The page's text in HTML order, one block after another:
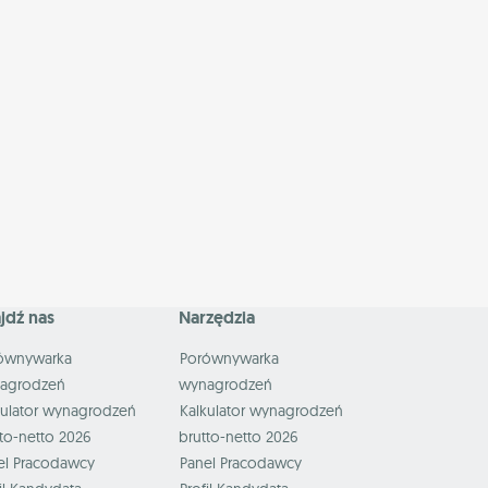
nas
wynagrodzeń
netto 2026
Pracodawcy
Narzędzia
Porównywarka
wynagrodzeń
Kalkulator wynagrodzeń
brutto-netto 2026
Panel Pracodawcy